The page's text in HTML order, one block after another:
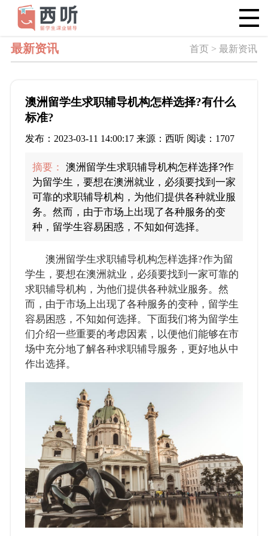
最新资讯 首页 > 最新资讯
澳洲留学生求职辅导机构怎样选择?有什么
标准?
发布：2023-03-11 14:00:17 来源：西听 阅读：1707
摘要：
澳洲留学生求职辅导机构怎样选择?作
为留学生，要想在澳洲就业，必须要找到一家
可靠的求职辅导机构，为他们提供各种就业服
务。然而，由于市场上出现了各种服务的变
种，留学生容易困惑，不知如何选择。
澳洲留学生求职辅导机构怎样选择?作为留
学生，要想在澳洲就业，必须要找到一家可靠的
求职辅导机构，为他们提供各种就业服务。然
而，由于市场上出现了各种服务的变种，留学生
容易困惑，不知如何选择。下面我们将为留学生
们介绍一些重要的考虑因素，以便他们能够在市
场中充分地了解各种求职辅导服务，更好地从中
作出选择。